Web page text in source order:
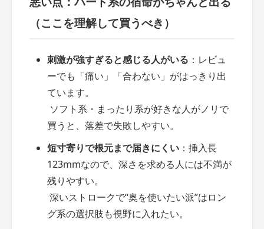
（ここを理解して買うべき）
刺激が強すぎると感じる人がいる ：レビュ
ーでも「痛い」「合わない」がはっきり出
ています。
ソフト系・まったり系が好きな人がノリで
買うと、落差で失敗しやすい。
短寸寄りで根元まで届きにくい ：挿入長
123mmなので、深さを求める人には不満が
残りやすい。
深いストロークで“奥を使いたい派”はロン
グ系の選択肢も視野に入れたい。